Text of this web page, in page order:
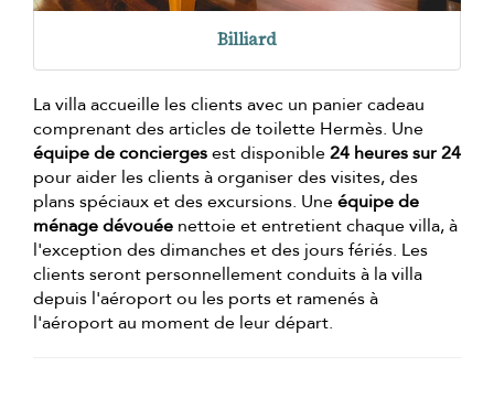
Billiard
La villa accueille les clients avec un panier cadeau
comprenant des articles de toilette Hermès. Une
équipe de conciergesest disponible24 heures sur 24
pour aider les clients à organiser des visites, des
plans spéciaux et des excursions. Uneéquipe de
ménage dévouée nettoie et entretient chaque villa, à
l'exception des dimanches et des jours fériés. Les
clients seront personnellement conduits à la villa
depuis l'aéroport ou les ports et ramenés à
l'aéroport au moment de leur départ.